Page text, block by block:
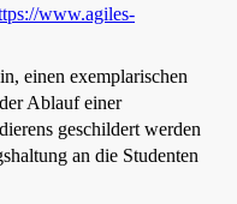
www.agiles-
einen exemplarischen
Ablauf einer
geschildert werden
an die Studenten